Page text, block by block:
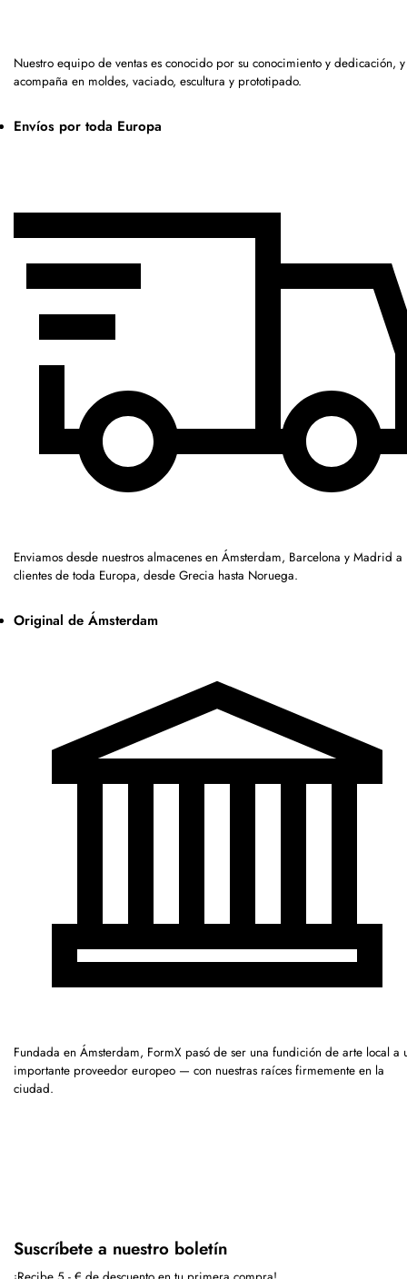
Nuestro equipo de ventas es conocido por su conocimiento y dedicación,
acompaña en moldes, vaciado, escultura y prototipado.
Envíos por toda Europa
Enviamos desde nuestros almacenes en Ámsterdam, Barcelona y Madrid a
clientes de toda Europa, desde Grecia hasta Noruega.
Original de Ámsterdam
Fundada en Ámsterdam, FormX pasó de ser una fundición de arte local a
importante proveedor europeo — con nuestras raíces firmemente en la
ciudad.
Suscríbete a nuestro boletín